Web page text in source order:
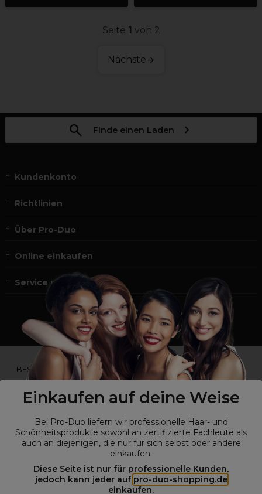
Einkaufen auf deine Weise
Bei Pro-Duo liefern wir professionelle Haar- und
Schönheitsprodukte sowohl an zertifizierte Fachleute als
auch an diejenigen, die nur für sich selbst oder andere
einkaufen.
Diese Seite ist nur für professionelle Kunden,
jedoch kann jeder auf pro-duo-shopping.de
einkaufen.
Seite 1 von 2
Nächste
Finde einen Laden
Kundenkonto
Richtlinien
Über Pro-Duo
Online einkaufen
Service und Kontakt
*Du bist kein Profikunde?
BESUCHE
UNSERE WEBSEITE FÜR ENDVERBRAUCHER.*